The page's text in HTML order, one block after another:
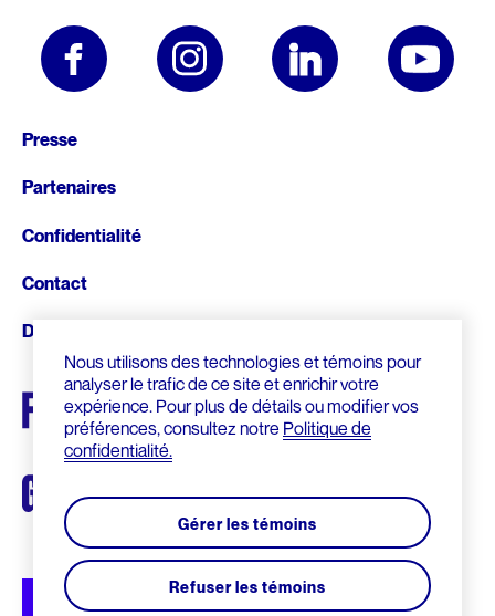
Nous utilisons des technologies et témoins pour
analyser le trafic de ce site et enrichir votre
expérience. Pour plus de détails ou modifier vos
préférences, consultez notre Politique de
confidentialité.
Gérer les témoins
Refuser les témoins
page
Presse
Partenaires
Confidentialité
Contact
Donnez